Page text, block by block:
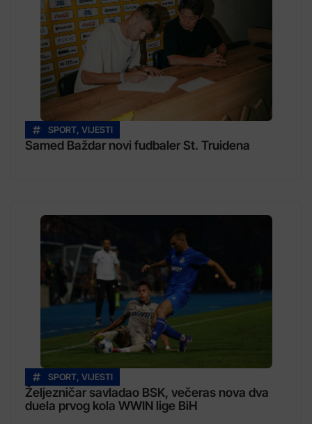
SPORT VIJESTI
Samed Baždar novi fudbaler St. Truidena
SPORT VIJESTI
Željezničar savladao BSK, večeras nova dva
duela prvog kola WWIN lige BiH